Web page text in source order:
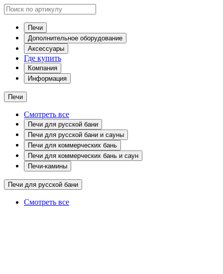
Печи
Дополнительное оборудование
Аксессуары
Где купить
Компания
Информация
Печи
Смотреть все
Печи для русской бани
Печи для русской бани и сауны
Печи для коммерческих бань
Печи для коммерческих бань и саун
Печи-камины
Печи для русской бани
Смотреть все